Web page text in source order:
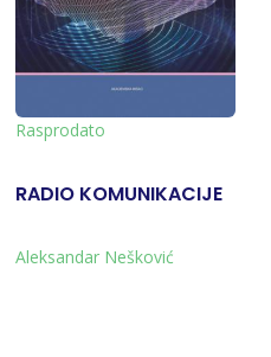
Rasprodato
RADIO KOMUNIKACIJE
Aleksandar Nešković